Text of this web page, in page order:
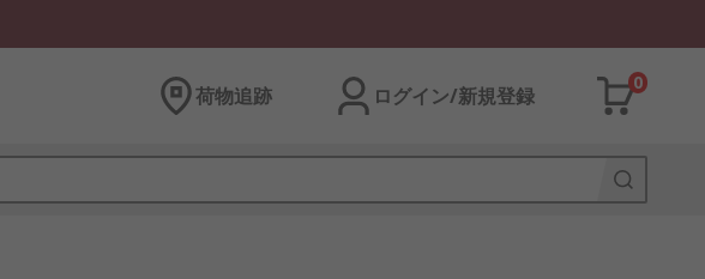
荷物追跡 ログイン/新規登録
0